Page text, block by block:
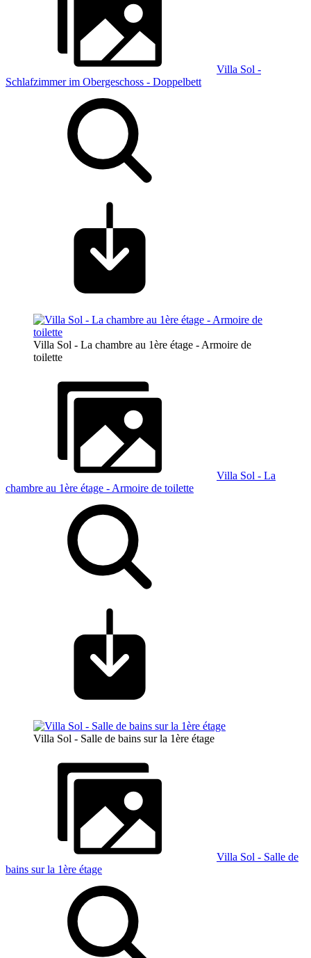
Villa Sol -
Schlafzimmer im Obergeschoss - Doppelbett
Villa Sol - La chambre au 1ère étage - Armoire de
toilette
Villa Sol - La
chambre au 1ère étage - Armoire de toilette
Villa Sol - Salle de bains sur la 1ère étage
Villa Sol - Salle de
bains sur la 1ère étage